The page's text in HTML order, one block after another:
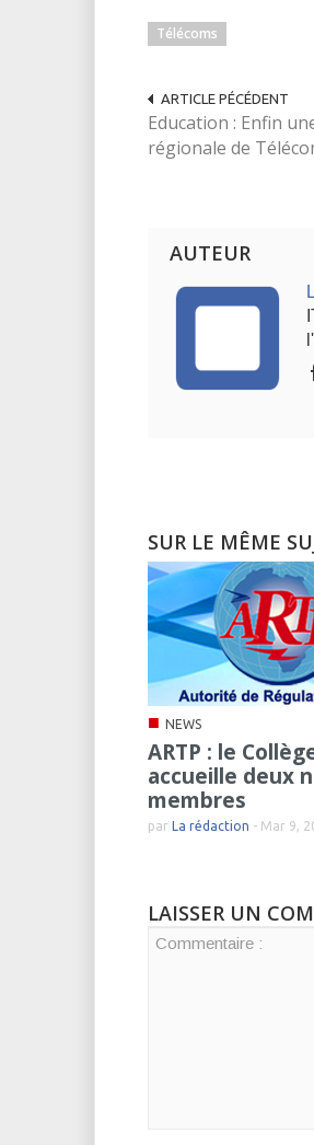
Télécoms
ARTICLE PÉCÉDENT
Education : Enfin
régionale de
AUTEUR
SUR LE MÊME
■ NEWS
ARTP : le
accueille deux
membres
par La rédaction - Mar 9,
LAISSER UN